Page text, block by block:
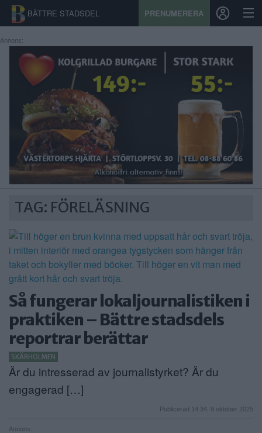
BÄTTRE STADSDEL PRENUMERERA
START
STADSDEL
PRENUMERATION
SPORT
ÅSIKTER
KALENDER
KONTAKT
SAMARBETEN
ANNONSERA
NÄRINGSLIV
MER
Annons:
TAG: FÖRELÄSNING
Så fungerar lokaljournalistiken i
praktiken – Bättre stadsdels
reportrar berättar
SKÄRHOLMEN
Är du intresserad av journalistyrket? Är du
engagerad […]
Publicerad 14:34, 9 oktober 2025
Annons: